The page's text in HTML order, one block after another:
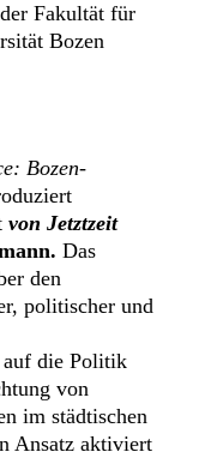
Fakultät für
Bozen
Bozen-
von Jetztzeit
Das
den
politischer und
auf die Politik
von
im städtischen
Ansatz aktiviert